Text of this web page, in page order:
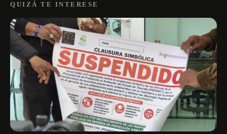
QUIZÁ TE INTERESE